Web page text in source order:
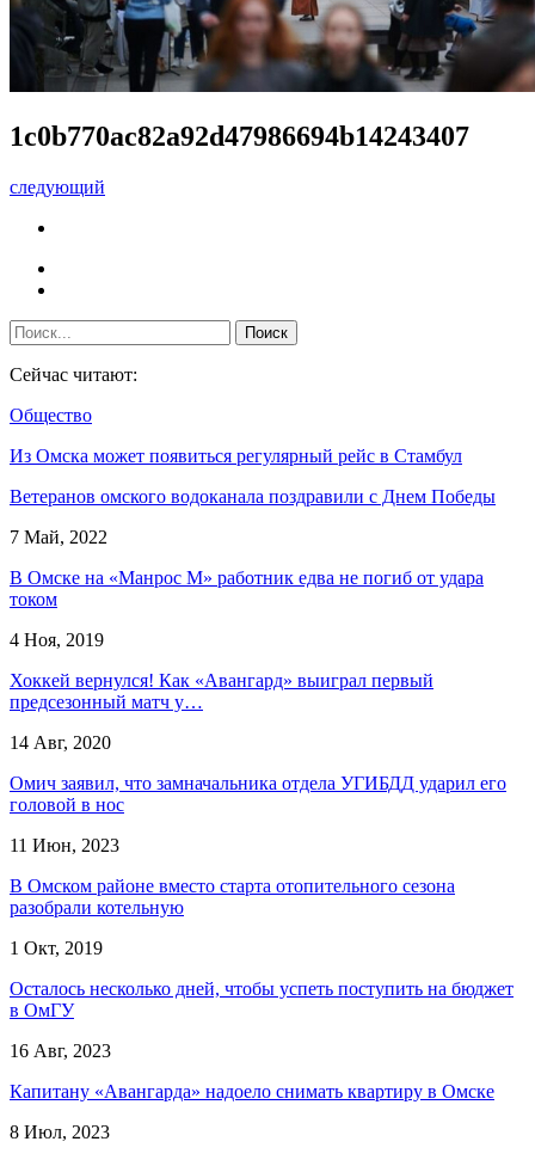
1c0b770ac82a92d47986694b14243407
следующий
Сейчас читают:
Общество
Из Омска может появиться регулярный рейс в Стамбул
Ветеранов омского водоканала поздравили с Днем Победы
7 Май, 2022
В Омске на «Манрос М» работник едва не погиб от удара
током
4 Ноя, 2019
Хоккей вернулся! Как «Авангард» выиграл первый
предсезонный матч у…
14 Авг, 2020
Омич заявил, что замначальника отдела УГИБДД ударил его
головой в нос
11 Июн, 2023
В Омском районе вместо старта отопительного сезона
разобрали котельную
1 Окт, 2019
Осталось несколько дней, чтобы успеть поступить на бюджет
в ОмГУ
16 Авг, 2023
Капитану «Авангарда» надоело снимать квартиру в Омске
8 Июл, 2023